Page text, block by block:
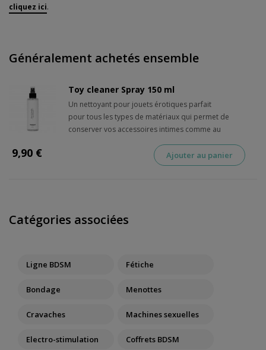
cliquez ici.
Généralement achetés ensemble
Toy cleaner Spray 150 ml
Un nettoyant pour jouets érotiques parfait
pour tous les types de matériaux qui permet de
conserver vos accessoires intimes comme au
9,90 € Ajouter au panier
Catégories associées
Ligne BDSM Fétiche
Bondage Menottes
Cravaches Machines sexuelles
Electro-stimulation Coffrets BDSM